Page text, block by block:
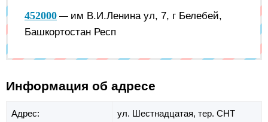
452000 — им В.И.Ленина ул, 7, г Белебей,
Башкортостан Респ
Информация об адресе
Адрес: ул. Шестнадцатая, тер. СНТ